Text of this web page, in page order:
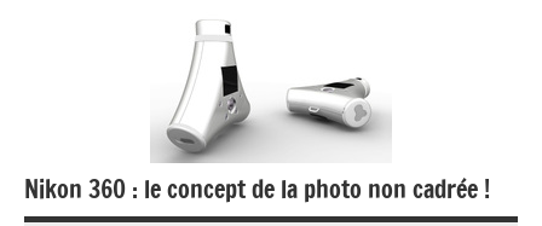
Nikon 360 : le concept de la photo non cadrée !